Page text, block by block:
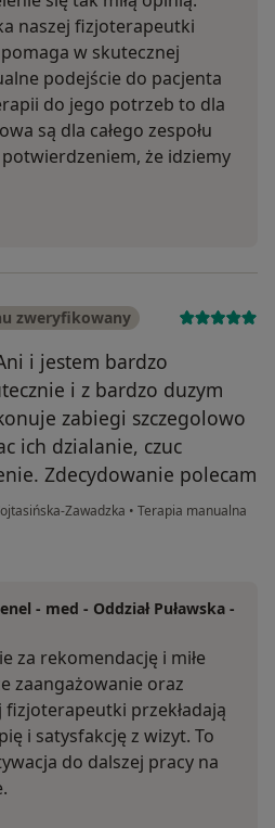
naszej fizjoterapeutki
w skutecznej
podejście do pacjenta
do jego potrzeb to dla
są dla całego zespołu
że idziemy
zweryfikowany
i jestem bardzo
i z bardzo duzym
zabiegi szczegolowo
ich dzialanie, czuc
Zdecydowanie polecam
Zawadzka • Terapia manualna
- med - Oddział Puławska -
za rekomendację i miłe
zaangażowanie oraz
przekładają
i satysfakcję z wizyt. To
do dalszej pracy na